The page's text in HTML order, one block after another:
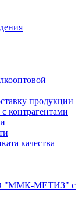
продукции
контрагентами
качества
"ММК-МЕТИЗ" с